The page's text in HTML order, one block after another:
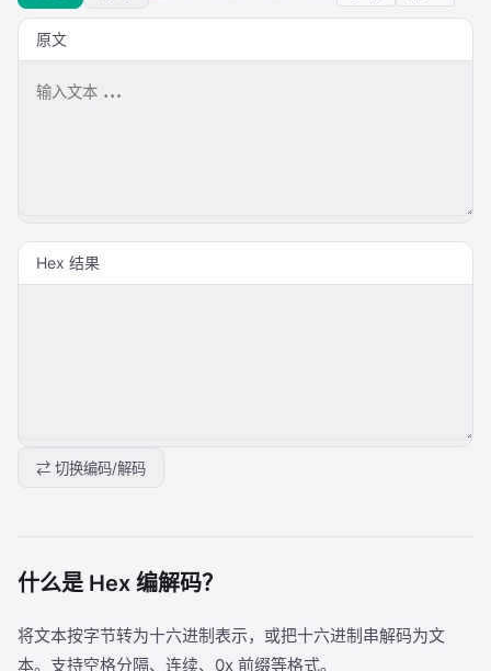
原文
Hex 结果
⇄ 切换编码/解码
什么是 Hex 编解码？
将文本按字节转为十六进制表示，或把十六进制串解码为文
本。支持空格分隔、连续、0x 前缀等格式。